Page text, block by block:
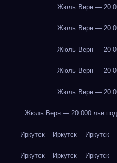
Жюль Верн — 20
Жюль Верн — 20
Жюль Верн — 20
Жюль Верн — 20
Жюль Верн — 20
Жюль Верн — 20 000 лье
Иркутск Иркутск Иркутск
Иркутск Иркутск Иркутск